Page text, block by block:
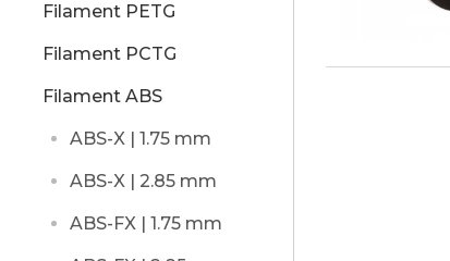
Filament PETG
Filament PCTG
Filament ABS
ABS-X | 1.75 mm
ABS-X | 2.85 mm
ABS-FX | 1.75 mm